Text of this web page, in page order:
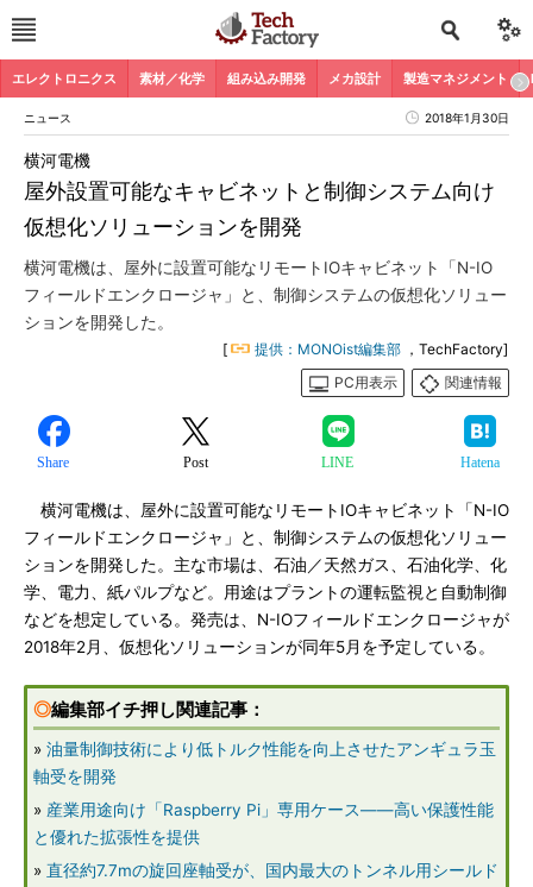
エレクトロニクス 素材／化学 組み込み開発 メカ設計 製造マネジメント
ニュース 2018年1月30日
屋外設置可能なキャビネットと制御システム向け
仮想化ソリューションを開発
横河電機
横河電機は、屋外に設置可能なリモートIOキャビネット「N-IO
フィールドエンクロージャ」と、制御システムの仮想化ソリュー
ションを開発した。
[ 提供：MONOist編集部 ，TechFactory]
PC用表示
関連情報
Share Post LINE Hatena
横河電機は、屋外に設置可能なリモートIOキャビネット「N-IO
フィールドエンクロージャ」と、制御システムの仮想化ソリュー
ションを開発した。主な市場は、石油／天然ガス、石油化学、化
学、電力、紙パルプなど。用途はプラントの運転監視と自動制御
などを想定している。発売は、N-IOフィールドエンクロージャが
2018年2月、仮想化ソリューションが同年5月を予定している。
◎編集部イチ押し関連記事：
» 油量制御技術により低トルク性能を向上させたアンギュラ玉
軸受を開発
» 産業用途向け「Raspberry Pi」専用ケース――高い保護性能
と優れた拡張性を提供
» 直径約7.7mの旋回座軸受が、国内最大のトンネル用シールド